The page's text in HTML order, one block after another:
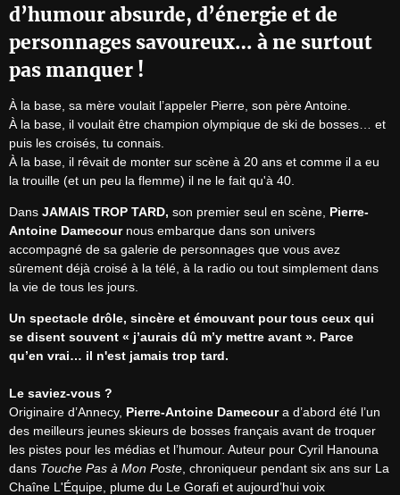
d’humour absurde, d’énergie et de
personnages savoureux… à ne surtout
pas manquer !
À la base, sa mère voulait l’appeler Pierre, son père Antoine.
À la base, il voulait être champion olympique de ski de bosses… et
puis les croisés, tu connais.
À la base, il rêvait de monter sur scène à 20 ans et comme il a eu
la trouille (et un peu la flemme) il ne le fait qu'à 40.
Dans JAMAIS TROP TARD, son premier seul en scène, Pierre-
Antoine Damecour nous embarque dans son univers
accompagné de sa galerie de personnages que vous avez
sûrement déjà croisé à la télé, à la radio ou tout simplement dans
la vie de tous les jours.
Un spectacle drôle, sincère et émouvant pour tous ceux qui
se disent souvent « j’aurais dû m’y mettre avant ». Parce
qu’en vrai… il n'est jamais trop tard.
Le saviez-vous ?
Originaire d’Annecy, Pierre-Antoine Damecour a d’abord été l’un
des meilleurs jeunes skieurs de bosses français avant de troquer
les pistes pour les médias et l’humour. Auteur pour Cyril Hanouna
dans Touche Pas à Mon Poste , chroniqueur pendant six ans sur La
Chaîne L'Équipe, plume du Le Gorafi et aujourd’hui voix